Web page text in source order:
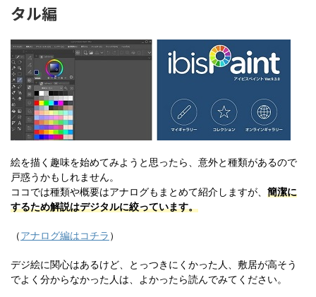
タル編
絵を描く趣味を始めてみようと思ったら、意外と種類があるので
戸惑うかもしれません。
ココでは種類や概要はアナログもまとめて紹介しますが、 簡潔に
するため解説はデジタルに絞っています。
（アナログ編はコチラ ）
デジ絵に関心はあるけど、とっつきにくかった人、敷居が高そう
でよく分からなかった人は、よかったら読んでみてください。